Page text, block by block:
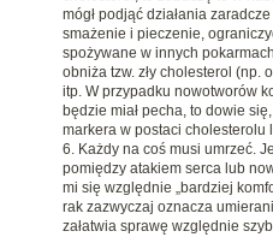
mógł podjąć działania
smażenie i pieczenie,
spożywane w innych
obniża tzw. zły cholesterol (np.
itp. W przypadku nowotworów
będzie miał pecha, to dowie
markera w postaci cholesterolu
6. Każdy na coś musi umrzeć.
pomiędzy atakiem serca lub
mi się względnie „bardziej
rak zazwyczaj oznacza
załatwia sprawę względnie